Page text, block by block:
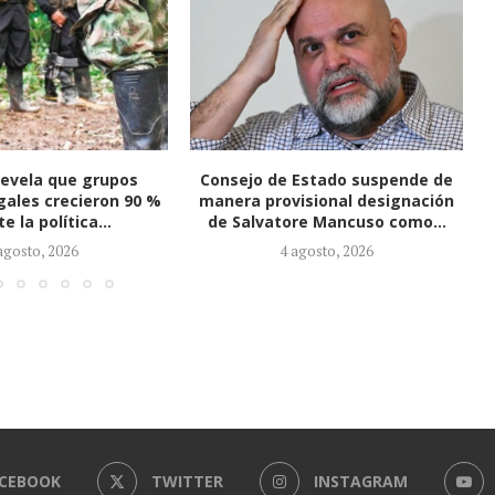
suspende de
designación
Mancuso como...
2026
Gobierno ofrece millonarias
recompensas tras atentado en
Cúcuta y señala a presuntos...
2 agosto, 2026
TWITTER INSTAGRAM